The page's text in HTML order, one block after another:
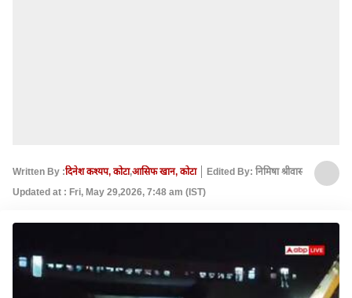
Written By :दिनेश कश्यप, कोटा,आसिफ खान, कोटा
Edited By: निमिषा श्रीवास्तव
Updated at : Fri, May 29,2026, 7:48 am (IST)